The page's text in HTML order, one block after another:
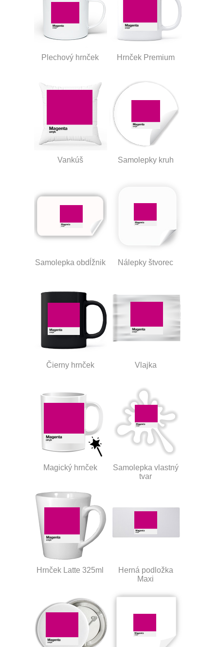
Plechový hrnček Hrnček Premium
Vankúš Samolepky kruh
Samolepka obdĺžnik Nálepky štvorec
Čierny hrnček Vlajka
Magický hrnček
Samolepka vlastný
tvar
Hrnček Latte 325ml
Herná podložka
Maxi